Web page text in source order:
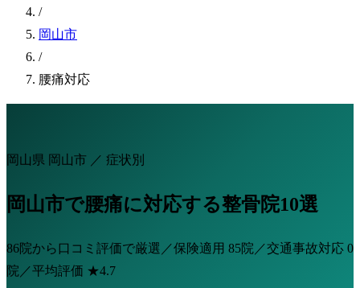
/
岡山市
/
腰痛対応
岡山県 岡山市 ／ 症状別
岡山市で腰痛に対応する整骨院10選
86院から口コミ評価で厳選／保険適用 85院 ／交通事故対応 0
院 ／平均評価 ★4.7